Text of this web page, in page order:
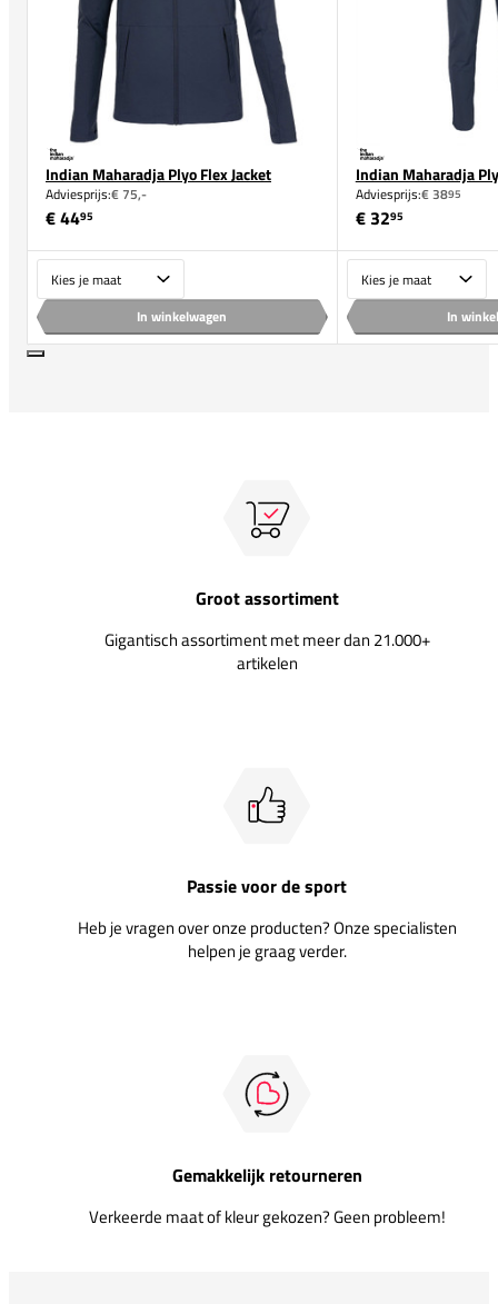
Indian Maharadja Plyo Flex Jacket
Adviesprijs:€ 75,-
€ 4495
In winkelwagen
Indian Maharadja
Adviesprijs:€ 3895
€ 3295
In
Groot assortiment
Gigantisch assortiment met meer dan 21.000+
artikelen
Passie voor de sport
Heb je vragen over onze producten? Onze specialisten
helpen je graag verder.
Gemakkelijk retourneren
Verkeerde maat of kleur gekozen? Geen probleem!